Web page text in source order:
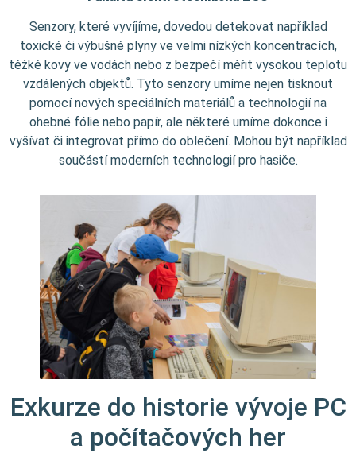
Senzory, které vyvíjíme, dovedou detekovat například
toxické či výbušné plyny ve velmi nízkých koncentracích,
těžké kovy ve vodách nebo z bezpečí měřit vysokou teplotu
vzdálených objektů. Tyto senzory umíme nejen tisknout
pomocí nových speciálních materiálů a technologií na
ohebné fólie nebo papír, ale některé umíme dokonce i
vyšívat či integrovat přímo do oblečení. Mohou být například
součástí moderních technologií pro hasiče.
Exkurze do historie vývoje PC
a počítačových her